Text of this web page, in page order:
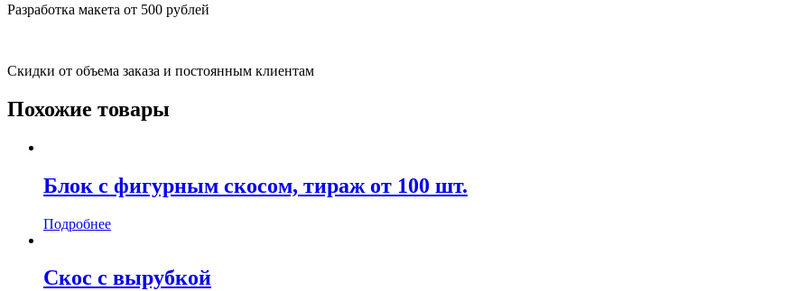
Разработка макета от 500 рублей
Скидки от объема заказа и постоянным клиентам
Похожие товары
Блок с фигурным скосом, тираж от 100 шт.
Подробнее
Скос с вырубкой